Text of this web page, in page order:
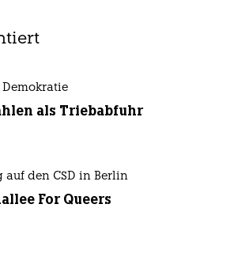
als Triebabfuhr
auf den CSD in Berlin
For Queers